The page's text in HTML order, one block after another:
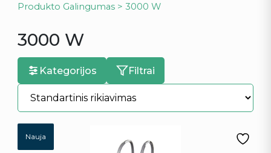
Produkto Galingumas > 3000 W
3000 W
Kategorijos Filtrai
Nauja